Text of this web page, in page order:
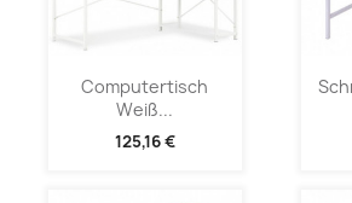
Computertisch
Weiß...
125,16 €